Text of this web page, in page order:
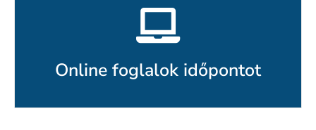
Online foglalok időpontot